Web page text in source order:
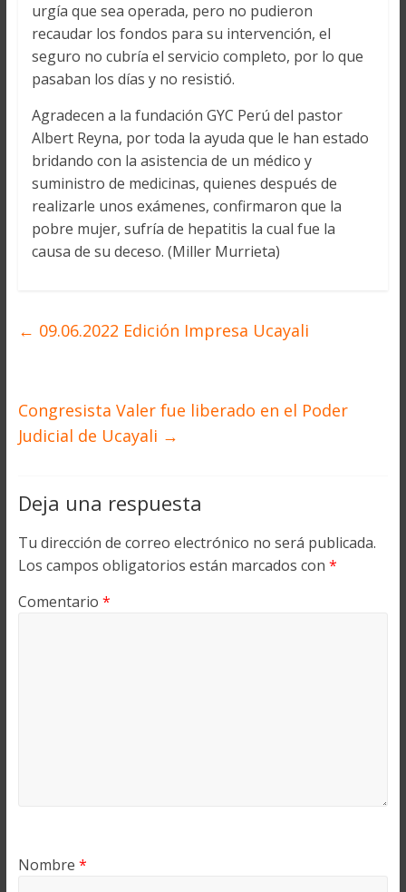
urgía que sea operada, pero no pudieron
recaudar los fondos para su intervención, el
seguro no cubría el servicio completo, por lo que
pasaban los días y no resistió.
Agradecen a la fundación GYC Perú del pastor
Albert Reyna, por toda la ayuda que le han estado
bridando con la asistencia de un médico y
suministro de medicinas, quienes después de
realizarle unos exámenes, confirmaron que la
pobre mujer, sufría de hepatitis la cual fue la
causa de su deceso. (Miller Murrieta)
← 09.06.2022 Edición Impresa Ucayali
Congresista Valer fue liberado en el Poder
Judicial de Ucayali →
Deja una respuesta
Tu dirección de correo electrónico no será publicada.
Los campos obligatorios están marcados con *
Comentario *
Nombre *